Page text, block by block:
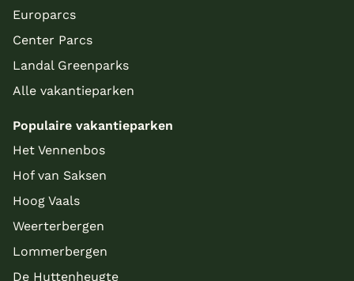
Europarcs
Center Parcs
Landal Greenparks
Alle vakantieparken
Populaire vakantieparken
Het Vennenbos
Hof van Saksen
Hoog Vaals
Weerterbergen
Lommerbergen
De Huttenheugte